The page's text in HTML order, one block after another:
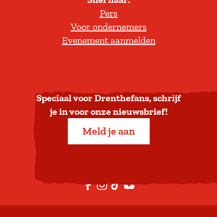
t
e
r
a
a
b
n
Pers
Voor ondernemers
Evenement aanmelden
Speciaal voor Drenthefans, schrijf
je in voor onze nieuwsbrief!
Meld je aan
F
a
I
n
T
i
Y
o